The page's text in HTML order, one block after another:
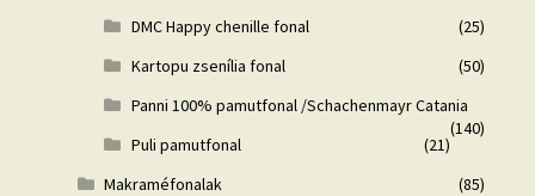
DMC Happy chenille fonal
(25)
Kartopu zsenília fonal
(50)
Panni 100% pamutfonal /Schachenmayr Catania
(140)
Puli pamutfonal
(21)
Makraméfonalak
(85)